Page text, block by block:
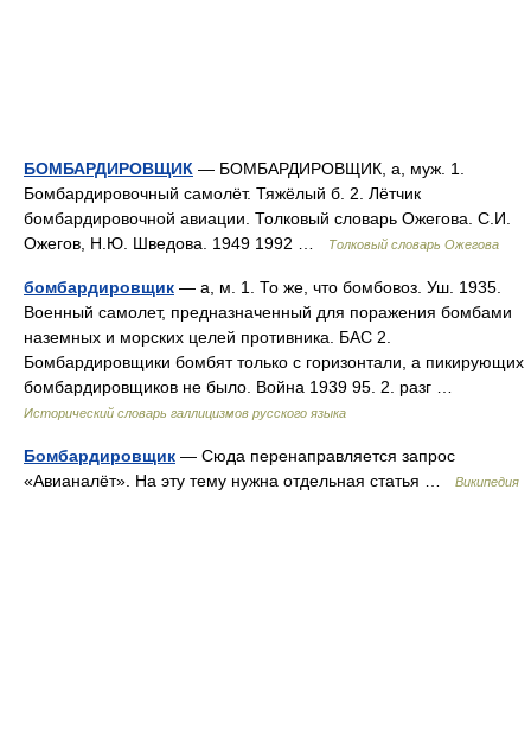
БОМБАРДИРОВЩИК — БОМБАРДИРОВЩИК, а, муж. 1.
Бомбардировочный самолёт. Тяжёлый б. 2. Лётчик
бомбардировочной авиации. Толковый словарь Ожегова. С.И.
Ожегов, Н.Ю. Шведова. 1949 1992 …
Толковый словарь Ожегова
бомбардировщик — а, м. 1. То же, что бомбовоз. Уш. 1935.
Военный самолет, предназначенный для поражения бомбами
наземных и морских целей противника. БАС 2.
Бомбардировщики бомбят только с горизонтали, а пикирующих
бомбардировщиков не было. Война 1939 95. 2. разг …
Исторический словарь галлицизмов русского языка
Бомбардировщик — Сюда перенаправляется запрос
«Авианалёт». На эту тему нужна отдельная статья …
Википедия